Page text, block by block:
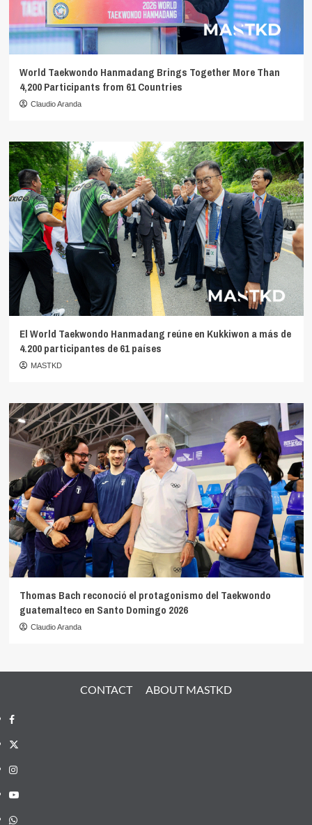
World Taekwondo Hanmadang Brings Together More Than
4,200 Participants from 61 Countries
Claudio Aranda
El World Taekwondo Hanmadang reúne en Kukkiwon a más de
4.200 participantes de 61 países
MASTKD
Thomas Bach reconoció el protagonismo del Taekwondo
guatemalteco en Santo Domingo 2026
Claudio Aranda
CONTACT ABOUT MASTKD
Facebook
X
Instagram
YouTube
Whatsapp